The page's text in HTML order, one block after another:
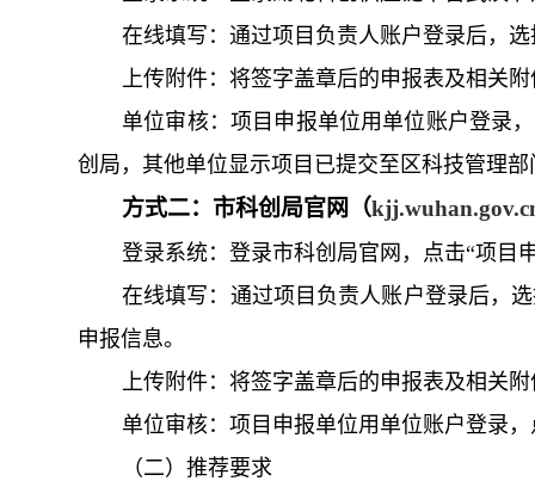
在线填写：通过项目负责人账户登录后，
上传附件：将签字盖章后的申报表及相关
单位审核：项目申报单位用单位账户登录
创局，其他单位显示项目已提交至区科技管理部
方式二：市科创局官网（
登录系统：登录市科创局官网，点击“项目
在线填写：通过项目负责人账户登录后，
申报信息。
上传附件：将签字盖章后的申报表及相关
单位审核：项目申报单位用单位账户登录
（二）推荐要求